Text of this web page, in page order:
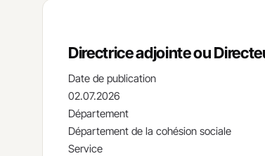
Directrice adjointe ou
Date de publication
02.07.2026
Département
Département de la cohésion sociale
Service